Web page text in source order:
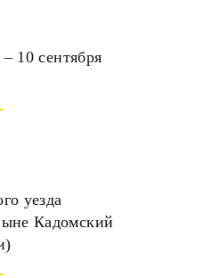
10 сентября
уезда
Кадомский